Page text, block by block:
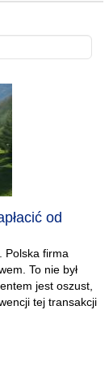
od
Polska firma
To nie był
jest oszust,
tej transakcji